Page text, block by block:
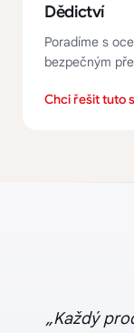
Dědictví
Poradíme s
bezpečným
Chci řešit tuto
„Každý